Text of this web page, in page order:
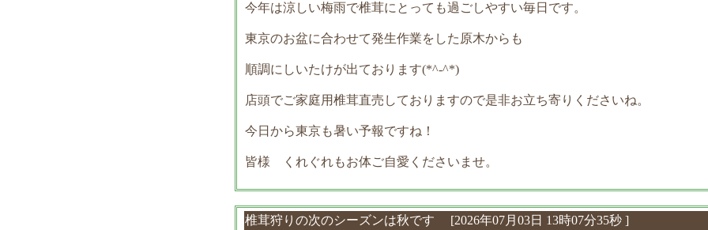
今年は涼しい梅雨で椎茸にとっても過ごしやすい毎日です。
東京のお盆に合わせて発生作業をした原木からも
順調にしいたけが出ております(*^-^*)
店頭でご家庭用椎茸直売しておりますので是非お立ち寄りくださいね。
今日から東京も暑い予報ですね！
皆様 くれぐれもお体ご自愛くださいませ。
椎茸狩りの次のシーズンは秋です [2026年07月03日 13時07分35秒 ]